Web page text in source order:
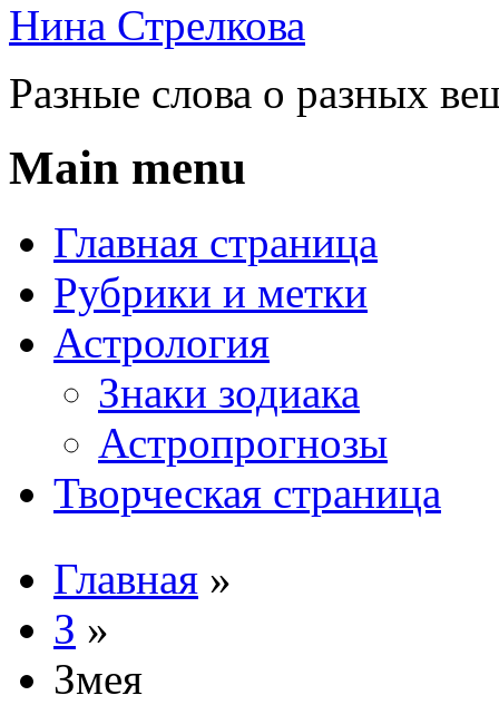
Нина Стрелкова
Разные слова о разных
Main menu
Главная страница
Рубрики и метки
Астрология
Знаки зодиака
Астропрогнозы
Творческая страница
Вы здесь
Главная »
З »
Змея